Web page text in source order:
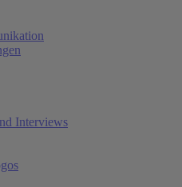
Interviews